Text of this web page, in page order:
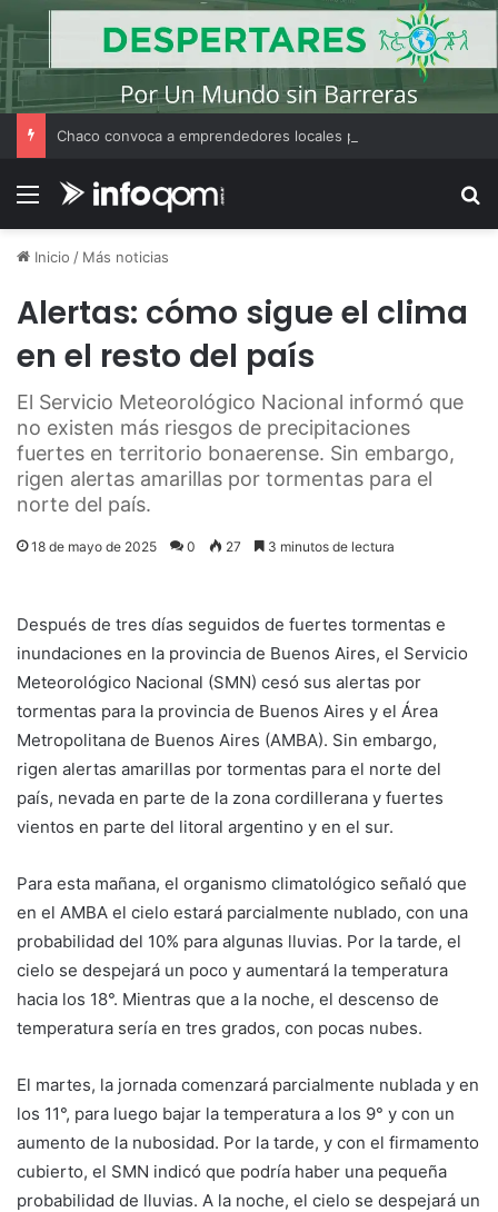
Menú
Inicio / Más noticias
Alertas: cómo sigue el clima
en el resto del país
El Servicio Meteorológico Nacional informó que
no existen más riesgos de precipitaciones
fuertes en territorio bonaerense. Sin embargo,
rigen alertas amarillas por tormentas para el
norte del país.
18 de mayo de 2025 0 27 3 minutos de lectura
Después de tres días seguidos de fuertes tormentas e
inundaciones en la provincia de Buenos Aires, el Servicio
Meteorológico Nacional (SMN) cesó sus alertas por
tormentas para la provincia de Buenos Aires y el Área
Metropolitana de Buenos Aires (AMBA). Sin embargo,
rigen alertas amarillas por tormentas para el norte del
país, nevada en parte de la zona cordillerana y fuertes
vientos en parte del litoral argentino y en el sur.
Para esta mañana, el organismo climatológico señaló que
en el AMBA el cielo estará parcialmente nublado, con una
probabilidad del 10% para algunas lluvias. Por la tarde, el
cielo se despejará un poco y aumentará la temperatura
hacia los 18°. Mientras que a la noche, el descenso de
temperatura sería en tres grados, con pocas nubes.
El martes, la jornada comenzará parcialmente nublada y en
los 11°, para luego bajar la temperatura a los 9° y con un
aumento de la nubosidad. Por la tarde, y con el firmamento
cubierto, el SMN indicó que podría haber una pequeña
probabilidad de lluvias. A la noche, el cielo se despejará un